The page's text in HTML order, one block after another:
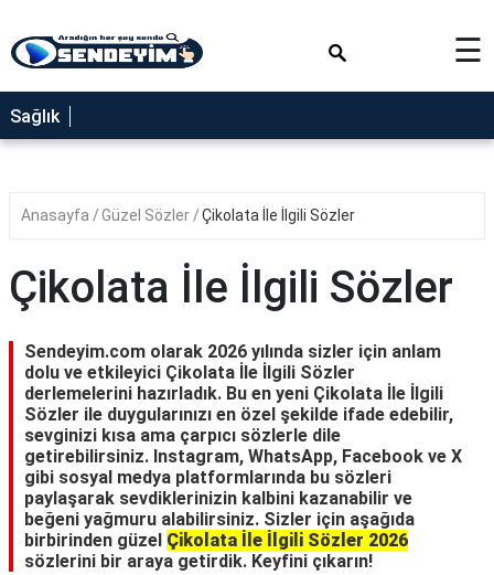
SAĞLIK
NEDİR
YEMEK
RÜYA
TABİRLERİ
GEZİLECEK
YERLER
BLOG
☰
Sağlık
Anasayfa Güzel Sözler Çikolata İle İlgili Sözler
Çikolata İle İlgili Sözler
Sendeyim.com olarak 2026 yılında sizler için anlam
dolu ve etkileyici Çikolata İle İlgili Sözler
derlemelerini hazırladık. Bu en yeni Çikolata İle İlgili
Sözler ile duygularınızı en özel şekilde ifade edebilir,
sevginizi kısa ama çarpıcı sözlerle dile
getirebilirsiniz. Instagram, WhatsApp, Facebook ve X
gibi sosyal medya platformlarında bu sözleri
paylaşarak sevdiklerinizin kalbini kazanabilir ve
beğeni yağmuru alabilirsiniz. Sizler için aşağıda
birbirinden güzel Çikolata İle İlgili Sözler 2026
sözlerini bir araya getirdik. Keyfini çıkarın!